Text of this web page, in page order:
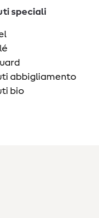
speciali
abbigliamento
bio